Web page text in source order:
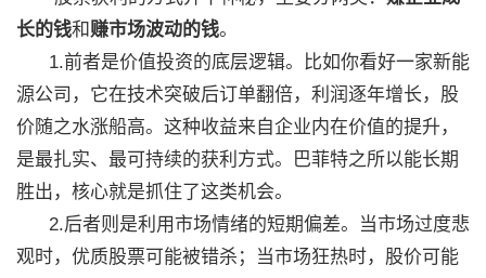
长的钱和 赚市场波动的钱。
1.前者是价值投资的底层逻辑。比如你看好一家新能
源公司，它在技术突破后订单翻倍，利润逐年增长，股
价随之水涨船高。这种收益来自企业内在价值的提升，
是最扎实、最可持续的获利方式。巴菲特之所以能长期
胜出，核心就是抓住了这类机会。
2.后者则是利用市场情绪的短期偏差。当市场过度悲
观时，优质股票可能被错杀；当市场狂热时，股价可能